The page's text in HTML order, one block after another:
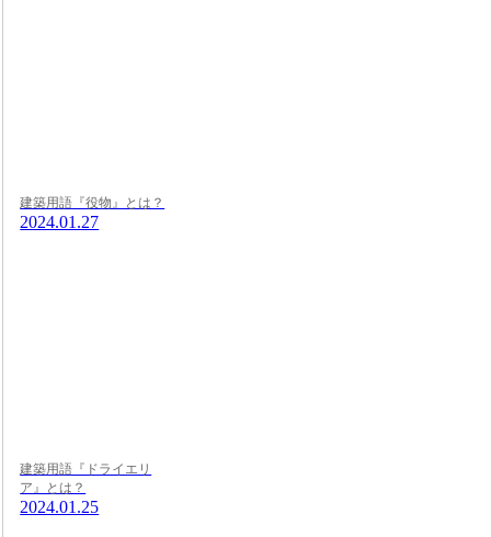
建築用語『役物』とは？
2024.01.27
建築用語『ドライエリ
ア』とは？
2024.01.25